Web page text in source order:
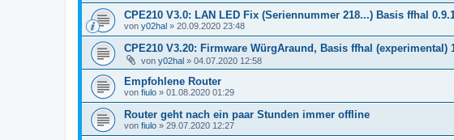
CPE210 V3.0: LAN LED Fix (Seriennummer 218...) Basis ffhal
von y02hal » 20.09.2020 23:48
CPE210 V3.20: Firmware WürgAraund, Basis ffhal (experimental)
von y02hal » 04.07.2020 12:58
Empfohlene Router
von fiulo » 01.08.2020 01:29
Router geht nach ein paar Stunden immer offline
von fiulo » 29.07.2020 12:27